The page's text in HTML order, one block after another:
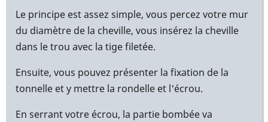
(non
vérifié)
Le principe est assez simple, vous percez votre mur
du diamètre de la cheville, vous insérez la cheville
dans le trou avec la tige filetée.
Ensuite, vous pouvez présenter la fixation de la
tonnelle et y mettre la rondelle et l'écrou.
En serrant votre écrou, la partie bombée va